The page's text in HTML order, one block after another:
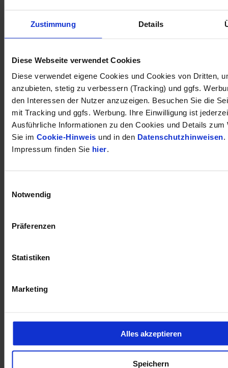
Zustimmung Details
Diese Webseite verwendet Cookies
Diese verwendet eigene Cookies und Cookies von Dritten,
anzubieten, stetig zu verbessern (Tracking) und ggfs.
den Interessen der Nutzer anzuzeigen. Besuchen Sie die
mit Tracking und ggfs. Werbung. Ihre Einwilligung ist
Ausführliche Informationen zu den Cookies und Details zum
Sie im Cookie-Hinweis und in den Datenschutzhinweisen.
Impressum finden Sie hier.
Notwendig
Präferenzen
Statistiken
Marketing
Alles akzeptieren
Speichern